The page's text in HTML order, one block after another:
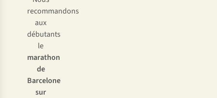
recommandons
aux
débutants
le
marathon
de
Barcelone
sur